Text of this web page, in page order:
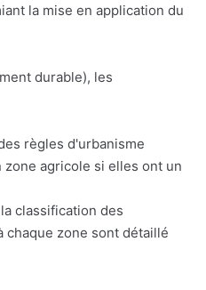
la mise en application du
durable), les
règles d'urbanisme
agricole si elles ont un
classification des
chaque zone sont détaillé